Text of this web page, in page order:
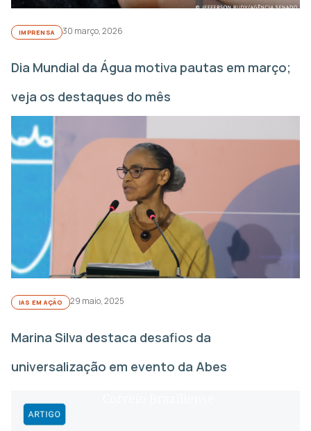
IMPRENSA 30 março, 2026
Dia Mundial da Água motiva pautas em março;
veja os destaques do mês
IAS EM AÇÃO 29 maio, 2025
Marina Silva destaca desafios da
universalização em evento da Abes